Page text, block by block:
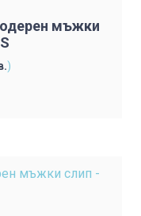
мъжки
)